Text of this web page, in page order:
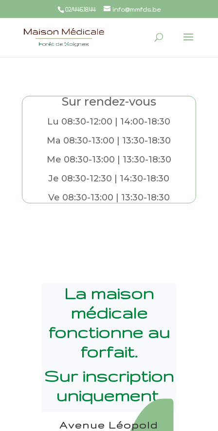
02/446.18.44 info@mmfds.be
Sur rendez-vous
Lu 08:30-12:00 | 14:00-18:30
Ma 08:30-13:00 | 13:30-18:30
Me 08:30-13:00 | 13:30-18:30
Je 08:30-12:30 | 14:30-18:30
Ve 08:30-13:00 | 13:30-18:30
La maison
médicale
fonctionne au
forfait.
Sur inscription
uniquement.
Avenue Léopold